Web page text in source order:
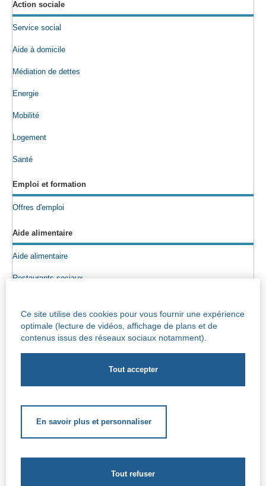
Ce site utilise des cookies pour vous fournir une expérience
optimale (lecture de vidéos, affichage de plans et de
contenus issus des réseaux sociaux notamment).
En savoir plus et personnaliser
Action sociale
Service social
Aide à domicile
Médiation de dettes
Energie
Mobilité
Logement
Santé
Emploi et formation
Offres d'emploi
Aide alimentaire
Aide alimentaire
Restaurants sociaux
Epicerie sociale
Socio-culturel
Soutien scolaire